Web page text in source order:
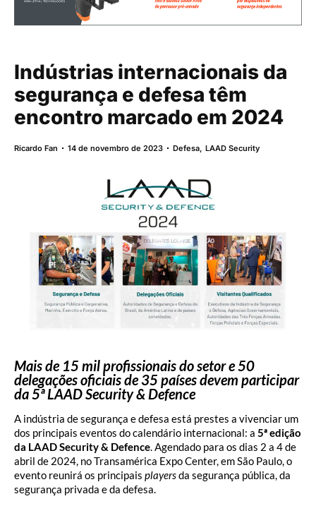
Indústrias internacionais da
segurança e defesa têm
encontro marcado em 2024
Ricardo Fan 14 de novembro de 2023 Defesa,LAAD Security
Mais de 15 mil profissionais do setor e 50
delegações oficiais de 35 países devem participar
da 5ª LAAD Security & Defence
A indústria de segurança e defesa está prestes a vivenciar um
dos principais eventos do calendário internacional: a 5ª edição
da LAAD Security & Defence. Agendado para os dias 2 a 4 de
abril de 2024, no Transamérica Expo Center, em São Paulo, o
evento reunirá os principais playersda segurança pública, da
segurança privada e da defesa.